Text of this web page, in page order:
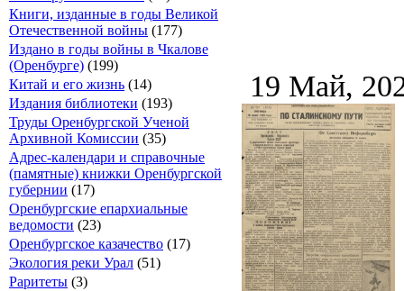
Книги, изданные в годы Великой
Отечественной войны (177)
Издано в годы войны в Чкалове
(Оренбурге) (199)
Китай и его жизнь (14)
Издания библиотеки (193)
Труды Оренбургской Ученой
Архивной Комиссии (35)
Адрес-календари и справочные
(памятные) книжки Оренбургской
губернии (17)
Оренбургские епархиальные
ведомости (23)
Оренбургское казачество (17)
Экология реки Урал (51)
Раритеты (3)
19 Май,